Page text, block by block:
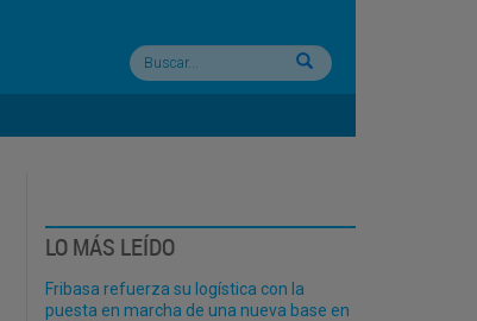
Buscar:
LO MÁS LEÍDO
Fribasa refuerza su logística con la
puesta en marcha de una nueva base en